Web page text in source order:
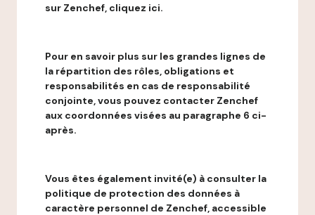
sur Zenchef, cliquez ici.
Pour en savoir plus sur les grandes lignes de
la répartition des rôles, obligations et
responsabilités en cas de responsabilité
conjointe, vous pouvez contacter Zenchef
aux coordonnées visées au paragraphe 6 ci-
après.
Vous êtes également invité(e) à consulter la
politique de protection des données à
caractère personnel de Zenchef, accessible